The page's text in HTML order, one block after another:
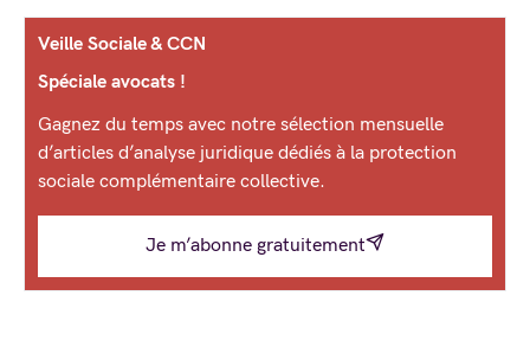
Veille Sociale & CCN
Spéciale avocats !
Gagnez du temps avec notre sélection mensuelle
d’articles d’analyse juridique dédiés à la protection
sociale complémentaire collective.
Je m’abonne gratuitement